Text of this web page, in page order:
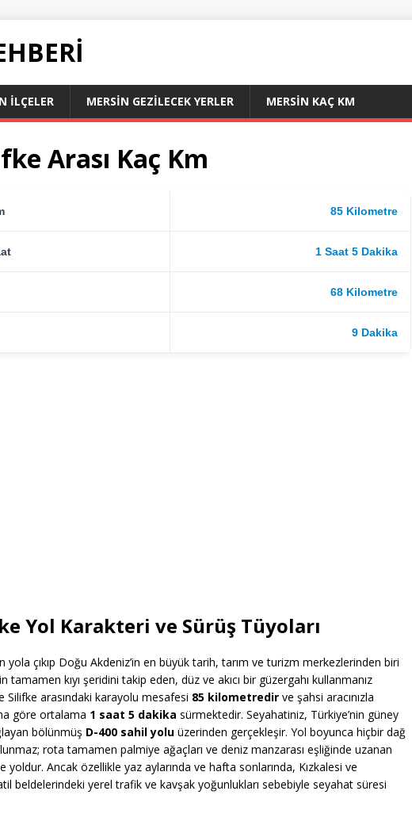
İLÇELER MERSIN GEZILECEK YERLER MERSIN KAÇ KM
Arası Kaç Km
85 Kilometre
1 Saat 5 Dakika
68 Kilometre
9 Dakika
Yol Karakteri ve Sürüş Tüyoları
çıkıp Doğu Akdeniz’in en büyük tarih, tarım ve turizm merkezlerinden biri
tamamen kıyı şeridini takip eden, düz ve akıcı bir güzergahı kullanmanız
Silifke arasındaki karayolu mesafesi 85 kilometredir ve şahsi aracınızla
göre ortalama 1 saat 5 dakika sürmektedir. Seyahatiniz, Türkiye’nin güney
bölünmüş D-400 sahil yolu üzerinden gerçekleşir. Yol boyunca hiçbir dağ
rota tamamen palmiye ağaçları ve deniz manzarası eşliğinde uzanan
yoldur. Ancak özellikle yaz aylarında ve hafta sonlarında, Kızkalesi ve
beldelerindeki yerel trafik ve kavşak yoğunlukları sebebiyle seyahat süresi